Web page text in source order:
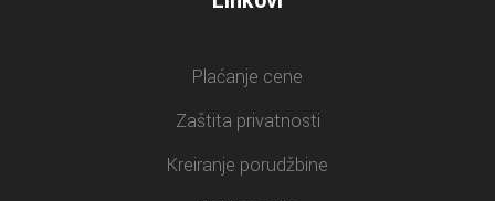
Plaćanje cene
Zaštita privatnosti
Kreiranje porudžbine